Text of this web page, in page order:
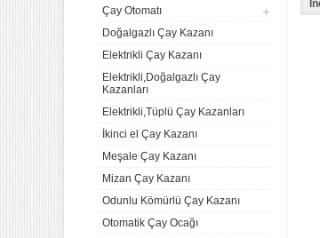
Çay Otomatı
Doğalgazlı Çay Kazanı
Elektrikli Çay Kazanı
Elektrikli,Doğalgazlı Çay
Kazanları
Elektrikli,Tüplü Çay Kazanları
İkinci el Çay Kazanı
Meşale Çay Kazanı
Mizan Çay Kazanı
Odunlu Kömürlü Çay Kazanı
Otomatik Çay Ocağı